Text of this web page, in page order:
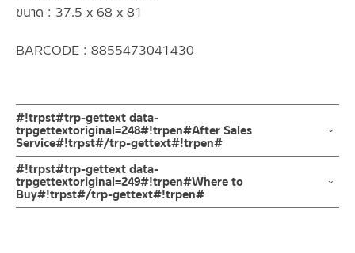
ขนาด : 37.5 x 68 x 81
BARCODE : 8855473041430
#!trpst#trp-gettext data-
trpgettextoriginal=248#!trpen#After Sales
Service#!trpst#/trp-gettext#!trpen#
ช่องทางออนไลน์
– Email: contact@charnpaiboon.com
– LINE: @Rasland
#!trpst#trp-gettext data-
trpgettextoriginal=249#!trpen#Where to
Buy#!trpst#/trp-gettext#!trpen#